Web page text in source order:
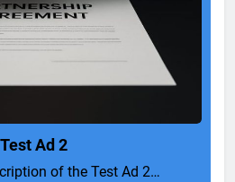
Test Ad 2
of the Test Ad 2…